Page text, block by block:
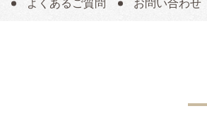
よくあるご質問 お問い合わせ